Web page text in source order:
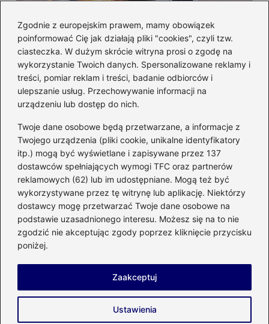
Zgodnie z europejskim prawem, mamy obowiązek
poinformować Cię jak działają pliki "cookies", czyli tzw.
ciasteczka. W dużym skrócie witryna prosi o zgodę na
wykorzystanie Twoich danych. Spersonalizowane reklamy i
treści, pomiar reklam i treści, badanie odbiorców i
ulepszanie usług. Przechowywanie informacji na
urządzeniu lub dostęp do nich.
Twoje dane osobowe będą przetwarzane, a informacje z
Twojego urządzenia (pliki cookie, unikalne identyfikatory
itp.) mogą być wyświetlane i zapisywane przez 137
dostawców spełniających wymogi TFC oraz partnerów
reklamowych (62) lub im udostępniane. Mogą też być
wykorzystywane przez tę witrynę lub aplikację. Niektórzy
dostawcy mogę przetwarzać Twoje dane osobowe na
podstawie uzasadnionego interesu. Możesz się na to nie
zgodzić nie akceptując zgody poprzez kliknięcie przycisku
poniżej.
Ustawienia
Zaakceptuj
Czy można włożyć styropian do
mikrofalówki? Przewodnik po
bezpiecznym użytkowaniu sprzętu
kuchennego
Kategorie
Budowa (285)
Dom(207)
Energetyka(21)
Meble i elektronika(23)
Ogród(51)
Remont(78)
Prywatność
Zasady użytkowania